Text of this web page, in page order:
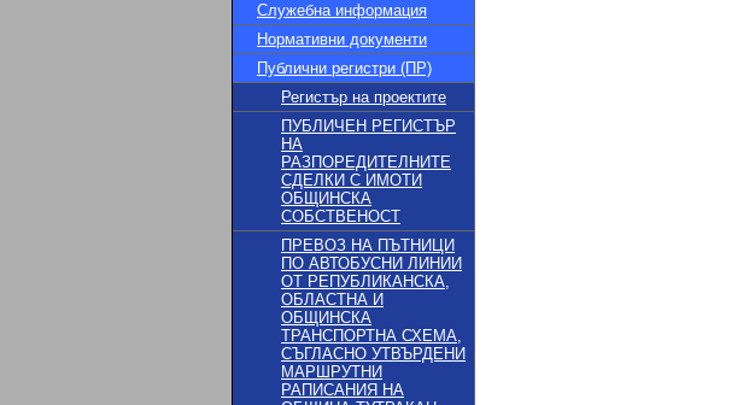
Служебна информация
Нормативни документи
Публични регистри (ПР)
Регистър на проектите
ПУБЛИЧЕН РЕГИСТЪР
НА
РАЗПОРЕДИТЕЛНИТЕ
СДЕЛКИ С ИМОТИ
ОБЩИНСКА
СОБСТВЕНОСТ
ПРЕВОЗ НА ПЪТНИЦИ
ПО АВТОБУСНИ ЛИНИИ
ОТ РЕПУБЛИКАНСКА,
ОБЛАСТНА И
ОБЩИНСКА
ТРАНСПОРТНА СХЕМА,
СЪГЛАСНО УТВЪРДЕНИ
МАРШРУТНИ
РАПИСАНИЯ НА